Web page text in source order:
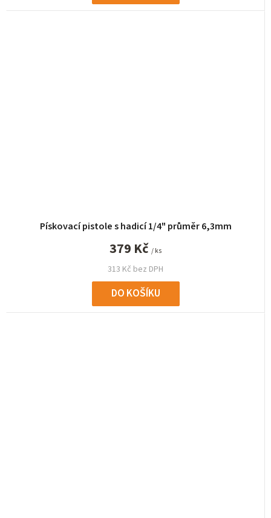
Pískovací pistole s hadicí 1/4" průměr 6,3mm
313 Kč bez DPH
379 Kč / ks
DO KOŠÍKU